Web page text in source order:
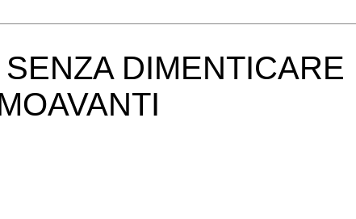
DIMENTICARE